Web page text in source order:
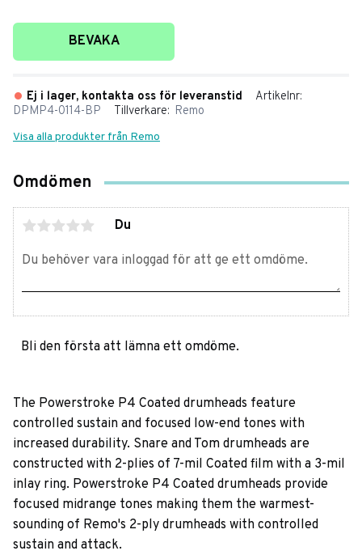
Lägg till i favoriter
BEVAKA
Ej i lager, kontakta oss för leveranstid
Artikelnr
DPMP4-0114-BP
Tillverkare Remo
Visa alla produkter från Remo
Omdömen
Du
Bli den första att lämna ett omdöme.
The Powerstroke P4 Coated drumheads feature
controlled sustain and focused low-end tones with
increased durability. Snare and Tom drumheads are
constructed with 2-plies of 7-mil Coated film with a 3-mil
inlay ring. Powerstroke P4 Coated drumheads provide
focused midrange tones making them the warmest-
sounding of Remo's 2-ply drumheads with controlled
sustain and attack.